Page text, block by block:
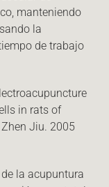
manteniendo
la
de trabajo
in rats of
Jiu. 2005
la acupuntura